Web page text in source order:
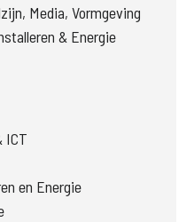
Media, Vormgeving
& Energie
ICT
en Energie